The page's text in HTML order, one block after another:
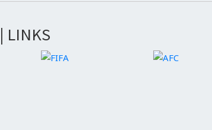
LINKS